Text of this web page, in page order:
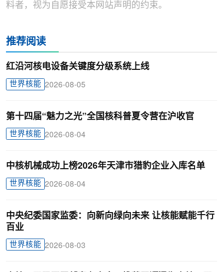
料者，视为自愿接受本网站声明的约束。
推荐阅读
红沿河核电设备关键度分级系统上线
世界核能 2026-08-05
第十四届“魅力之光”全国核科普夏令营在沪收官
世界核能 2026-08-04
中核机械成功上榜2026年天津市猎豹企业入库名单
世界核能 2026-08-04
中央纪委国家监委：向新向绿向未来 让核能赋能千行
百业
世界核能 2026-08-03